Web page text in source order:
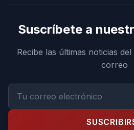
Suscríbete a
Recibe las últimas noticias
correo